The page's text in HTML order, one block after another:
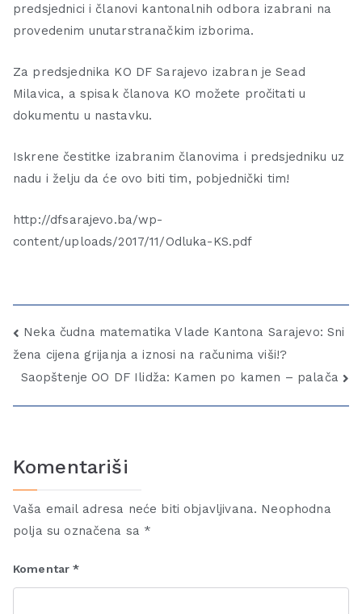
predsjednici i članovi kantonalnih odbora izabrani na
provedenim unutarstranačkim izborima.
Za predsjednika KO DF Sarajevo izabran je Sead
Milavica, a spisak članova KO možete pročitati u
dokumentu u nastavku.
Iskrene čestitke izabranim članovima i predsjedniku uz
nadu i želju da će ovo biti tim, pobjednički tim!
http://dfsarajevo.ba/wp-
content/uploads/2017/11/Odluka-KS.pdf
Neka čudna matematika Vlade Kantona Sarajevo: Sni
žena cijena grijanja a iznosi na računima viši!?
Saopštenje OO DF Ilidža: Kamen po kamen – palača
Komentariši
Vaša email adresa neće biti objavljivana. Neophodna
polja su označena sa *
Komentar*